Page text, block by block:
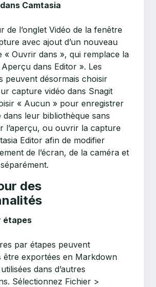
Camtasia
de l’onglet Vidéo de la fenêtre
avec ajout d’un nouveau
« Ouvrir dans », qui remplace la
dans Editor ». Les
peuvent désormais choisir
capture vidéo dans Snagit
« Aucun » pour enregistrer
dans leur bibliothèque sans
l’aperçu, ou ouvrir la capture
Editor afin de modifier
de l’écran, de la caméra et
des
étapes
par étapes peuvent
être exportées en Markdown
dans d’autres
Sélectionnez Fichier >